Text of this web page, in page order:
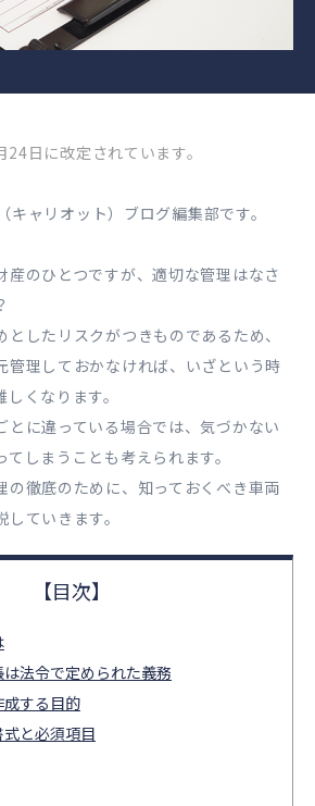
日に改定されています。
ャリオット）ブログ編集部です。
産のひとつですが、適切な管理はなさ
したリスクがつきものであるため、
管理しておかなければ、いざという時
くなります。
とに違っている場合では、気づかない
しまうことも考えられます。
の徹底のために、知っておくべき車両
ていきます。
法令で定められた義務
する目的
と必須項目